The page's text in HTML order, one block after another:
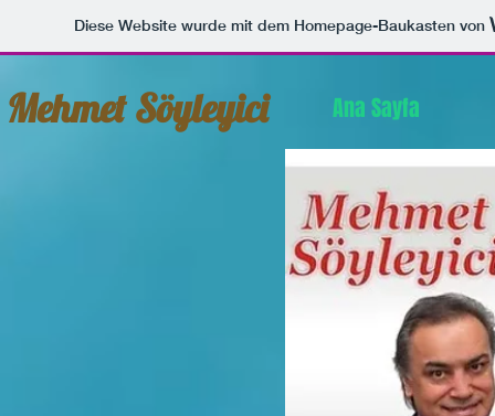
Diese Website wurde mit dem Homepage-Baukasten von
Ana Sayfa
Söyleyici